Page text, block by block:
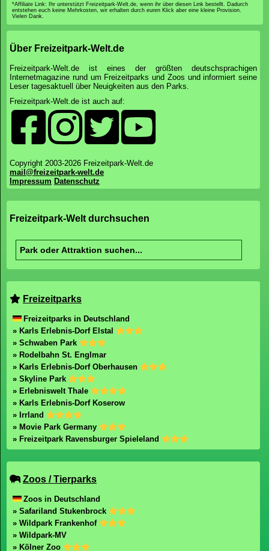
*Affiliate Link: Ihr unterstützt Freizeitpark-Welt.de, wenn ihr über diesen Link bestellt. Dadurch
entstehen euch keine Mehrkosten, wir erhalten durch euren Klick aber eine kleine Provision.
Vielen Dank.
Über Freizeitpark-Welt.de
Freizeitpark-Welt.de ist eines der größten deutschsprachigen
Internetmagazine rund um Freizeitparks und Zoos und informiert seine
Leser tagesaktuell über Neuigkeiten aus den Parks.
Freizeitpark-Welt.de ist auch auf:
Copyright 2003-2026 Freizeitpark-Welt.de
mail@freizeitpark-welt.de
Impressum Datenschutz
Freizeitpark-Welt durchsuchen
Freizeitparks
Freizeitparks in Deutschland
» Karls Erlebnis-Dorf Elstal
» Schwaben Park
» Rodelbahn St. Englmar
» Karls Erlebnis-Dorf Oberhausen
» Skyline Park
» Erlebniswelt Thale
» Karls Erlebnis-Dorf Koserow
» Irrland
» Movie Park Germany
» Freizeitpark Ravensburger Spieleland
Zoos / Tierparks
Zoos in Deutschland
» Safariland Stukenbrock
» Wildpark Frankenhof
» Wildpark-MV
» Kölner Zoo